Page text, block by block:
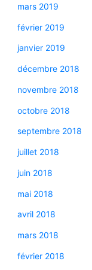
mars 2019
février 2019
janvier 2019
décembre 2018
novembre 2018
octobre 2018
septembre 2018
juillet 2018
juin 2018
mai 2018
avril 2018
mars 2018
février 2018